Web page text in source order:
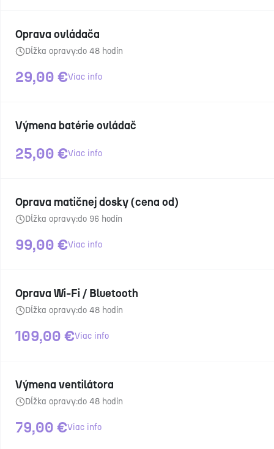
Oprava ovládača
Dĺžka opravy:do 48 hodín
29,00 €Viac info
Výmena batérie ovládač
25,00 €Viac info
Oprava matičnej dosky (cena od)
Dĺžka opravy:do 96 hodín
99,00 €Viac info
Oprava Wi-Fi / Bluetooth
Dĺžka opravy:do 48 hodín
109,00 €Viac info
Výmena ventilátora
Dĺžka opravy:do 48 hodín
79,00 €Viac info